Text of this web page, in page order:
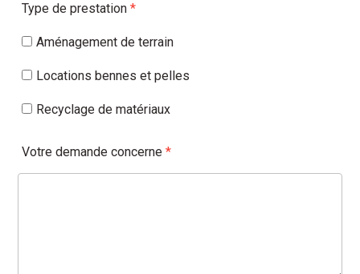
Type de prestation*
Aménagement de terrain
Locations bennes et pelles
Recyclage de matériaux
Votre demande concerne*